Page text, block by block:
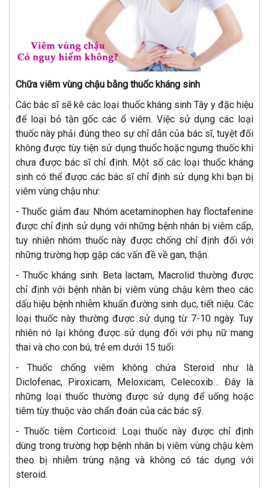
Chữa viêm vùng chậu bằng thuốc kháng sinh
Các bác sĩ sẽ kê các loại thuốc kháng sinh Tây y đặc hiệu
để loại bỏ tận gốc các ổ viêm. Việc sử dụng các loại
thuốc này phải đúng theo sự chỉ dẫn của bác sĩ, tuyệt đối
không được tùy tiện sử dụng thuốc hoặc ngưng thuốc khi
chưa được bác sĩ chỉ định. Một số các loại thuốc kháng
sinh có thể được các bác sĩ chỉ định sử dụng khi bạn bị
viêm vùng chậu như:
- Thuốc giảm đau: Nhóm acetaminophen hay floctafenine
được chỉ định sử dụng với những bệnh nhân bị viêm cấp,
tuy nhiên nhóm thuốc này được chống chỉ định đối với
những trường hợp gặp các vấn đề về gan, thận.
- Thuốc kháng sinh: Beta lactam, Macrolid thường được
chỉ định với bệnh nhân bị viêm vùng chậu kèm theo các
dấu hiệu bệnh nhiễm khuẩn đường sinh dục, tiết niệu. Các
loại thuốc này thường được sử dụng từ 7-10 ngày. Tuy
nhiên nó lại không được sử dụng đối với phụ nữ mang
thai và cho con bú, trẻ em dưới 15 tuổi
- Thuốc chống viêm không chứa Steroid như là
Diclofenac, Piroxicam, Meloxicam, Celecoxib… Đây là
những loại thuốc thường được sử dụng để uống hoặc
tiêm tùy thuộc vào chẩn đoán của các bác sỹ.
- Thuốc tiêm Corticoid: Loại thuốc này được chỉ định
dùng trong trường hợp bệnh nhân bị viêm vùng chậu kèm
theo bị nhiễm trùng nặng và không có tác dụng với
steroid.